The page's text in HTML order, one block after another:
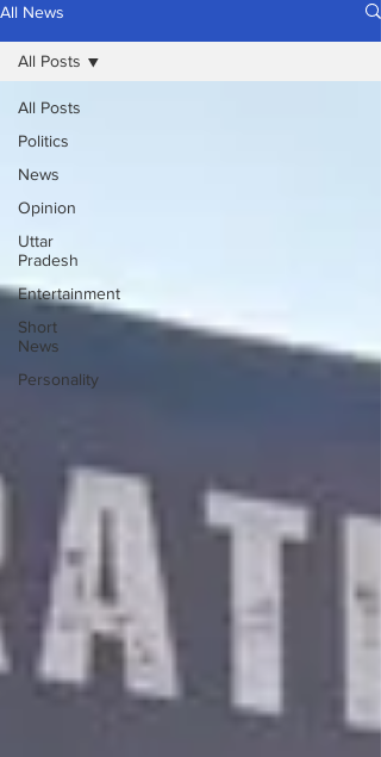
All News
All Posts
Politics
News
Opinion
Uttar
Pradesh
Entertainment
Short
News
Personality
All Posts